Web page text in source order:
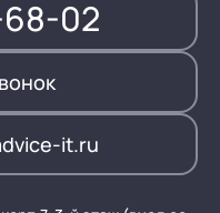
02
it.ru